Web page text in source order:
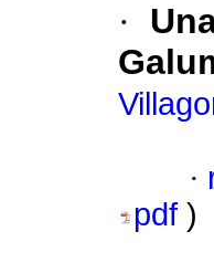
·
·
pdf )